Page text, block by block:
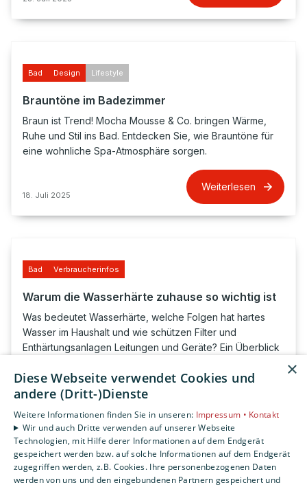
Bad Design Lifestyle
Brauntöne im Badezimmer
Braun ist Trend! Mocha Mousse & Co. bringen Wärme,
Ruhe und Stil ins Bad. Entdecken Sie, wie Brauntöne für
eine wohnliche Spa-Atmosphäre sorgen.
18. Juli 2025
Weiterlesen
Bad Verbraucherinfos
Warum die Wasserhärte zuhause so wichtig ist
Was bedeutet Wasserhärte, welche Folgen hat hartes
Wasser im Haushalt und wie schützen Filter und
Enthärtungsanlagen Leitungen und Geräte? Ein Überblick
Bad Design Technologie & Zukunft
×
Diese Webseite verwendet Cookies und
andere (Dritt-)Dienste
Weitere Informationen finden Sie in unseren: Impressum • Kontakt
Wir und auch Dritte verwenden auf unserer Webseite
Technologien, mit Hilfe derer Informationen auf dem Endgerät
gespeichert werden bzw. auf solche Informationen auf dem Endgerät
zugegriffen werden, z.B. Cookies. Ihre personenbezogenen Daten
werden von uns und den eingebundenen Partnern gespeichert und